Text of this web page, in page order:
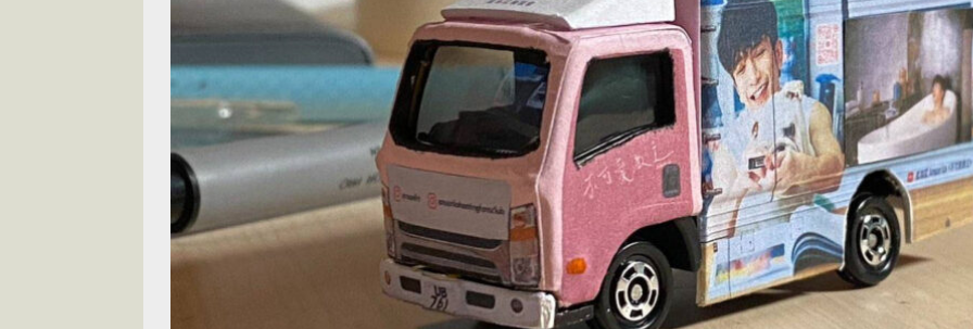
[ 2026-05-28 ] UBER 香港七宗罪之「第五宗罪」金鋼箍五花大綁 司機哽唔落都要硬哽到
交通評論
[ 2026-05-27 ]
【英國】政府開放申請投入自動駕駛客運車輛服務業
運輸政策
[ 2026-05-24 ] UBER 香港七宗罪之「第四宗罪」Mission Impossible 但 Uber 唔止話之
你！
交通評論
[ 2026-07-14 ]
荃灣路荔景新出口日日撞，預咗㗎啦 交通評論